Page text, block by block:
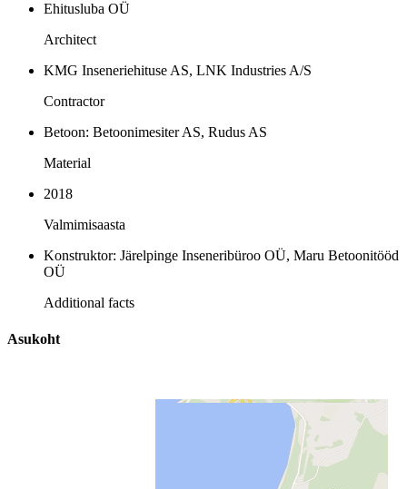
Ehitusluba OÜ
Architect
KMG Inseneriehituse AS, LNK Industries A/S
Contractor
Betoon: Betoonimesiter AS, Rudus AS
Material
2018
Valmimisaasta
Konstruktor: Järelpinge Inseneribüroo OÜ, Maru Betoonitööd
OÜ
Additional facts
Asukoht